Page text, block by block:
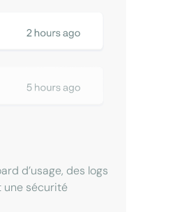
d’usage, des logs
une sécurité